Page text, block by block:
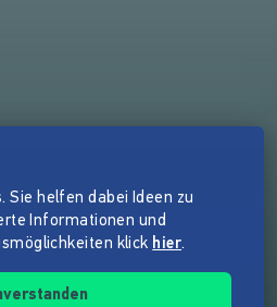
Sie helfen dabei Ideen zu
Informationen und
klick hier.